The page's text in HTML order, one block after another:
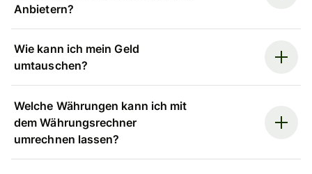
Anbietern?
Wie kann ich mein Geld
umtauschen?
Welche Währungen kann ich mit
dem Währungsrechner
umrechnen lassen?